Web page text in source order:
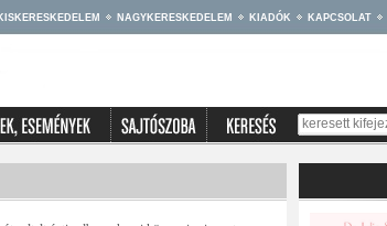
KISKERESKEDELEM NAGYKERESKEDELEM KIADÓK KAPCSOLAT